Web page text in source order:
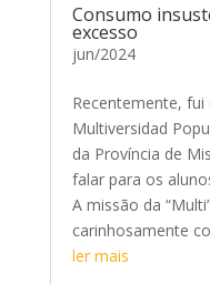
Consumo
excesso
jun/2024
Recentemente,
Multiversidad
da Província de
falar para os
A missão da
carinhosamente
ler mais